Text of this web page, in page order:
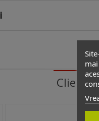
Clientii